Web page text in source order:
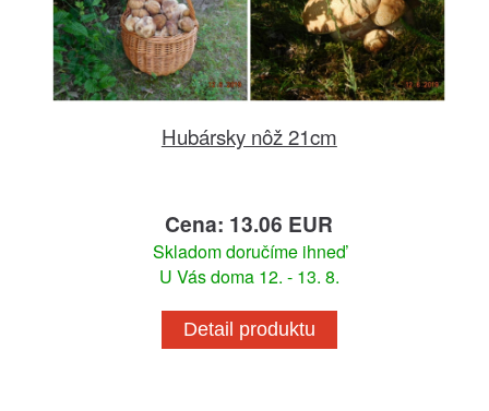
Hubársky nôž 21cm
Cena: 13.06 EUR
Skladom doručíme ihneď
U Vás doma 12. - 13. 8.
Detail produktu